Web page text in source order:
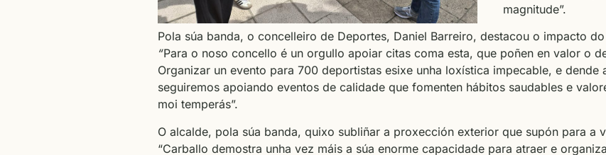
magnitude”.
Pola súa banda, o concelleiro de Deportes, Daniel Barreiro, destacou o impacto
“Para o noso concello é un orgullo apoiar citas coma esta, que poñen en valor o
Organizar un evento para 700 deportistas esixe unha loxística impecable, e dende
seguiremos apoiando eventos de calidade que fomenten hábitos saudables e
moi temperás”.
O alcalde, pola súa banda, quixo subliñar a proxección exterior que supón para a
“Carballo demostra unha vez máis a súa enorme capacidade para atraer e